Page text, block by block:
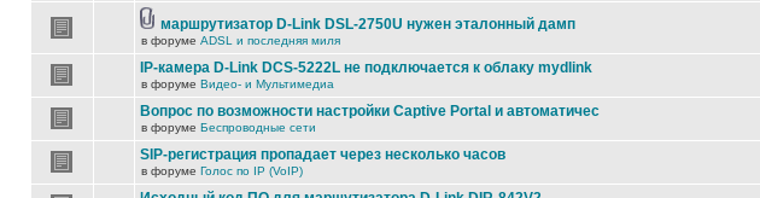
маршрутизатор D-Link DSL-2750U нужен эталонный дамп
в форуме ADSL и последняя миля
IP-камера D-Link DCS-5222L не подключается к облаку mydlink
в форуме Видео- и Мультимедиа
Вопрос по возможности настройки Captive Portal и автоматичес
в форуме Беспроводные сети
SIP-регистрация пропадает через несколько часов
в форуме Голос по IP (VoIP)